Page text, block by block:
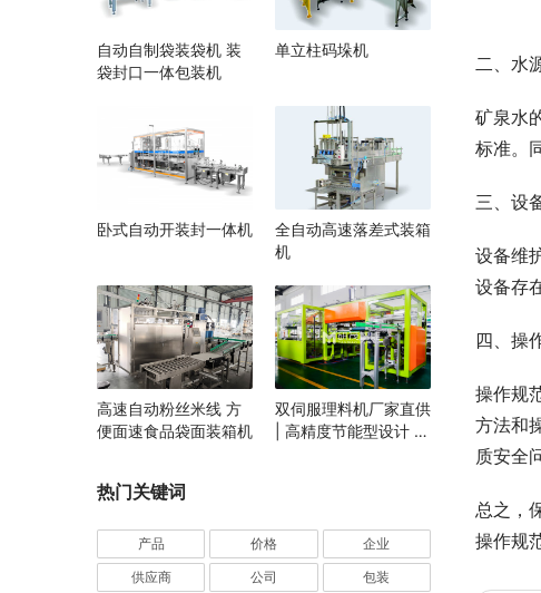
二、水
矿泉水
标准。
三、设
设备维
设备存
四、操
操作规
方法和
质安全
总之，
操作规
自动自制袋装袋机 装
袋封口一体包装机
单立柱码垛机
卧式自动开装封一体机
全自动高速落差式装箱
机
高速自动粉丝米线 方
便面速食品袋面装箱机
双伺服理料机厂家直供
| 高精度节能型设计 |
热门关键词
产品 价格 企业
供应商 公司 包装